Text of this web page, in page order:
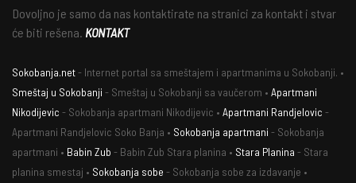
Dovoljno je samo da nas kontaktirate na stranici za kontakt i stvar
će biti rešena. KONTAKT
Sokobanja.net- Internet portal sa smeštajem i apartmanima u Sokobanji. •
Smeštaj u Sokobanji - Smeštaj u Sokobanji sa vaučerom • Apartmani
Nikodijevic - Sokobanja apartmani Nikodijevic • Apartmani Randjelovic -
Apartmani Randjelovic Soko Banja • Sokobanja apartmani - Sokobanja
apartmani • Babin Zub - Babin Zub Stara planina • Stara Planina - Stara
planina smestaj • Sokobanja sobe - Sokobanja sobe za izdavanje •